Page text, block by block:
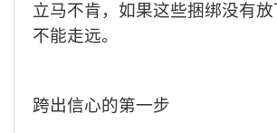
立马不肯，如果这些捆绑没有
不能走远。
跨出信心的第一步